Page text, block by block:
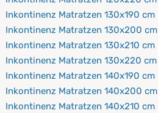
Inkontinenz Matratzen 130x190 cm
Inkontinenz Matratzen 130x200 cm
Inkontinenz Matratzen 130x210 cm
Inkontinenz Matratzen 130x220 cm
Inkontinenz Matratzen 140x190 cm
Inkontinenz Matratzen 140x200 cm
Inkontinenz Matratzen 140x210 cm